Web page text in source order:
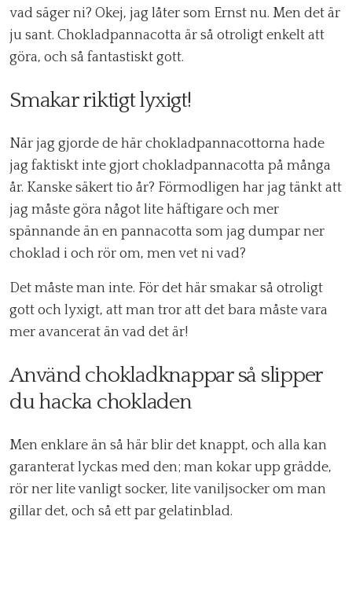
vad säger ni? Okej, jag låter som Ernst nu. Men det är
ju sant. Chokladpannacotta är så otroligt enkelt att
göra, och så fantastiskt gott.
Smakar riktigt lyxigt!
När jag gjorde de här chokladpannacottorna hade
jag faktiskt inte gjort chokladpannacotta på många
år. Kanske säkert tio år? Förmodligen har jag tänkt att
jag måste göra något lite häftigare och mer
spännande än en pannacotta som jag dumpar ner
choklad i och rör om, men vet ni vad?
Det måste man inte. För det här smakar så otroligt
gott och lyxigt, att man tror att det bara måste vara
mer avancerat än vad det är!
Använd chokladknappar så slipper
du hacka chokladen
Men enklare än så här blir det knappt, och alla kan
garanterat lyckas med den; man kokar upp grädde,
rör ner lite vanligt socker, lite vaniljsocker om man
gillar det, och så ett par gelatinblad.